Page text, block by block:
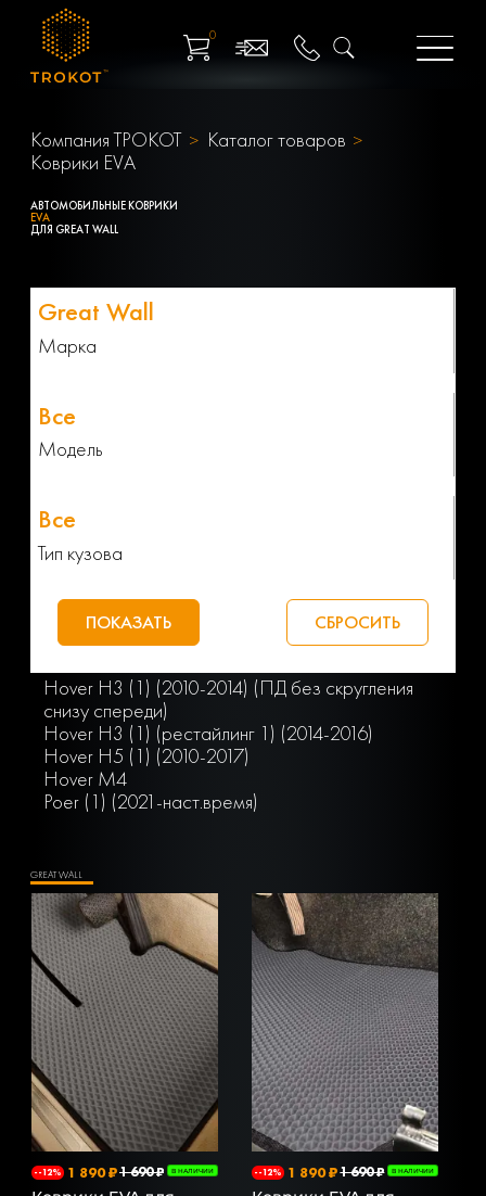
0
Компания ТРОКОТ
Каталог товаров
Коврики EVA
АВТОМОБИЛЬНЫЕ КОВРИКИ
EVA
ДЛЯ GREAT WALL
Марка
Модель
Тип кузова
Hover H3 (1) (2010-2014) (ПД без скругления
снизу спереди)
Hover H3 (1) (рестайлинг 1) (2014-2016)
Hover H5 (1) (2010-2017)
Hover M4
Poer (1) (2021-наст.время)
GREAT WALL
--12% 1 890 ₽1 690 ₽ В НАЛИЧИИ --12% 1 890 ₽1 690 ₽ В НАЛИЧИИ